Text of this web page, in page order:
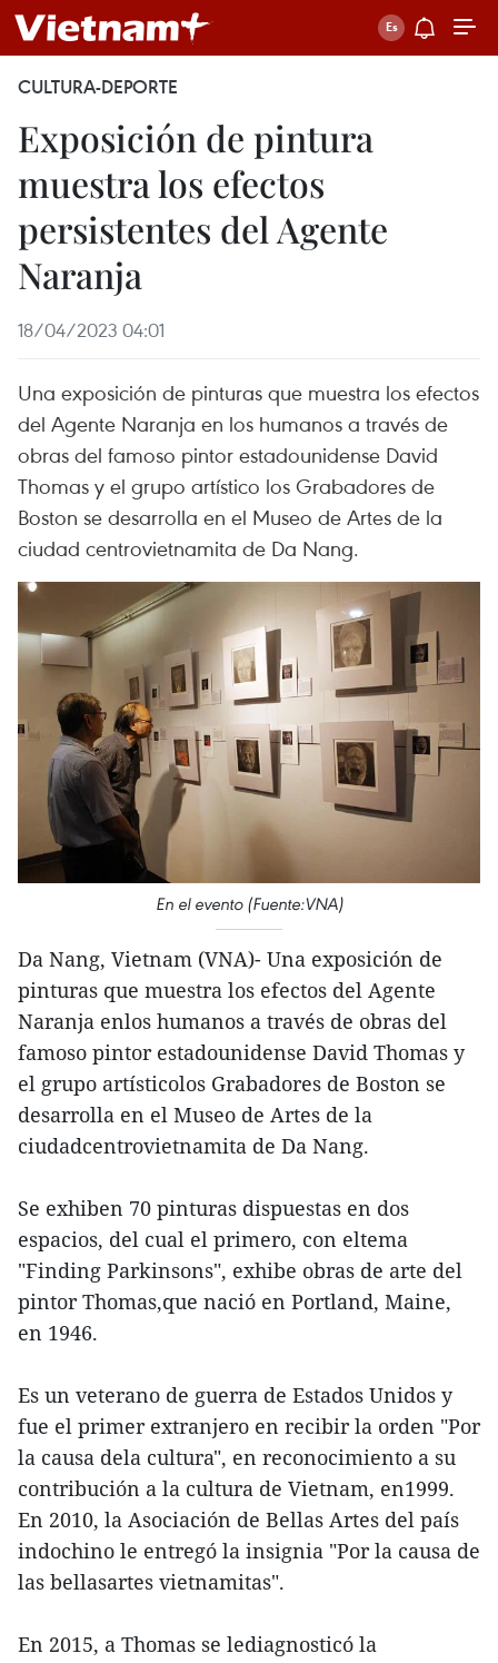
CULTURA-DEPORTE
Exposición de pintura
muestra los efectos
persistentes del Agente
Naranja
18/04/2023 04:01
Una exposición de pinturas que muestra los efectos
del Agente Naranja en los humanos a través de
obras del famoso pintor estadounidense David
Thomas y el grupo artístico los Grabadores de
Boston se desarrolla en el Museo de Artes de la
ciudad centrovietnamita de Da Nang.
En el evento (Fuente:VNA)
Da Nang, Vietnam (VNA)- Una exposición de
pinturas que muestra los efectos del Agente
Naranja enlos humanos a través de obras del
famoso pintor estadounidense David Thomas y
el grupo artísticolos Grabadores de Boston se
desarrolla en el Museo de Artes de la
ciudadcentrovietnamita de Da Nang.
Se exhiben 70 pinturas dispuestas en dos
espacios, del cual el primero, con eltema
"Finding Parkinsons", exhibe obras de arte del
pintor Thomas,que nació en Portland, Maine,
en 1946.
Es un veterano de guerra de Estados Unidos y
fue el primer extranjero en recibir la orden "Por
la causa dela cultura", en reconocimiento a su
contribución a la cultura de Vietnam, en1999.
En 2010, la Asociación de Bellas Artes del país
indochino le entregó la insignia "Por la causa de
las bellasartes vietnamitas".
En 2015, a Thomas se lediagnosticó la